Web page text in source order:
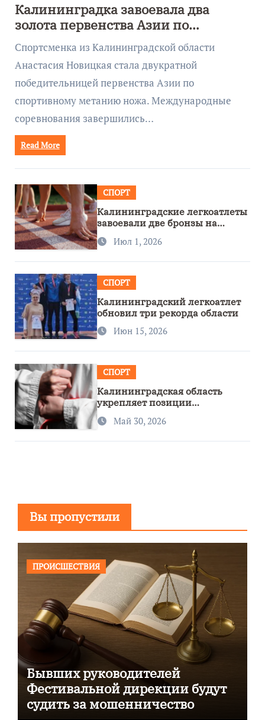
Калининградка завоевала два
золота первенства Азии по
метанию ножа
Спортсменка из Калининградской области
Анастасия Новицкая стала двукратной
победительницей первенства Азии по
спортивному метанию ножа. Международные
соревнования завершились…
Read More
СПОРТ
Калининградские легкоатлеты
завоевали две бронзы на
первенстве России
Июл 1, 2026
СПОРТ
Калининградский легкоатлет
обновил три рекорда области
Июн 15, 2026
СПОРТ
Калининградская область
укрепляет позиции
спортивного региона
Май 30, 2026
Вы пропустили
ПРОИСШЕСТВИЯ
Бывших руководителей
Фестивальной дирекции будут
судить за мошенничество